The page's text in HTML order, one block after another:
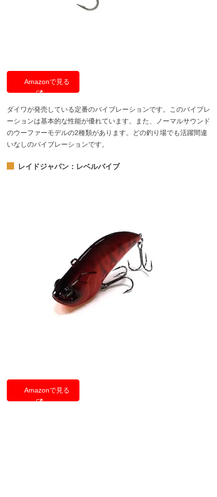
Amazonで見る
ダイワが発売している定番のバイブレーションです。このバイブレ
ーションは基本的な性能が優れています。また、ノーマルサウンド
のウーファーモデルの2種類があります。どの釣り場でも活躍間違
いなしのバイブレーションです。
レイドジャパン：レベルバイブ
Amazonで見る